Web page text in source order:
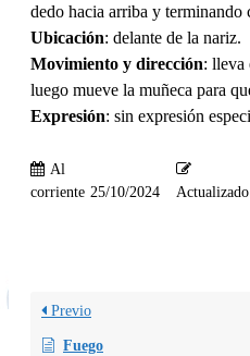
dedo hacia arriba y terminando
Ubicación: delante de la nariz.
Movimiento y dirección: lleva
luego mueve la muñeca para
Expresión: sin expresión
Al
corriente 25/10/2024 Actualizado
Previo
Fuego